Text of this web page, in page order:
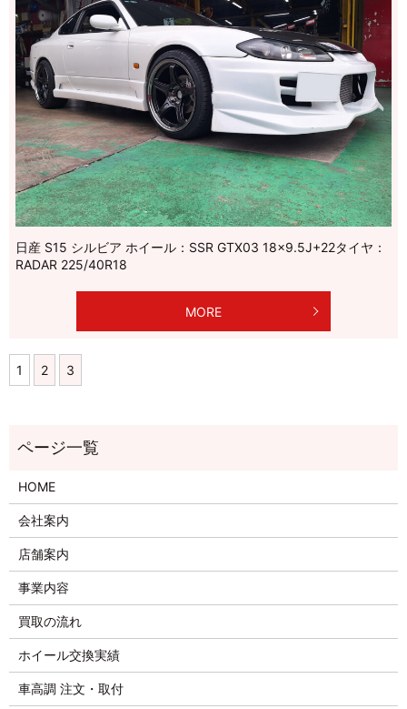
日産 S15 シルビア ホイール：SSR GTX03 18×9.5J+22タイヤ：
RADAR 225/40R18
MORE
1 2 3
HOME
会社案内
店舗案内
事業内容
買取の流れ
ホイール交換実績
車高調 注文・取付